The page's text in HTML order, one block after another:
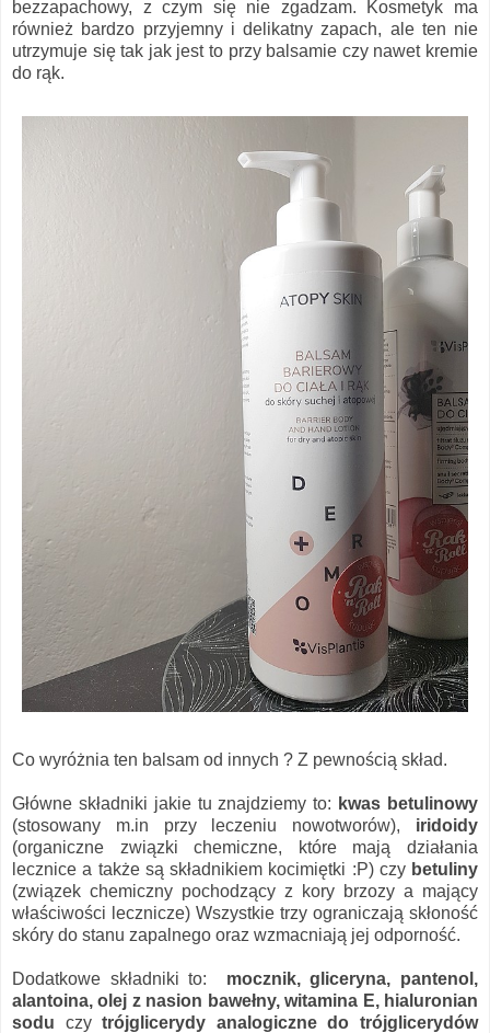
bezzapachowy, z czym się nie zgadzam. Kosmetyk ma
również bardzo przyjemny i delikatny zapach, ale ten nie
utrzymuje się tak jak jest to przy balsamie czy nawet kremie
do rąk.
Co wyróżnia ten balsam od innych ? Z pewnością skład.
Główne składniki jakie tu znajdziemy to: kwas betulinowy
(stosowany m.in przy leczeniu nowotworów), iridoidy
(organiczne związki chemiczne, które mają działania
lecznice a także są składnikiem kocimiętki :P) czy betuliny
(związek chemiczny pochodzący z kory brzozy a mający
właściwości lecznicze) Wszystkie trzy ograniczają skłoność
skóry do stanu zapalnego oraz wzmacniają jej odporność.
Dodatkowe składniki to: mocznik, gliceryna, pantenol,
alantoina, olej z nasion bawełny, witamina E, hialuronian
sodu czytrójglicerydy analogiczne do trójglicerydów